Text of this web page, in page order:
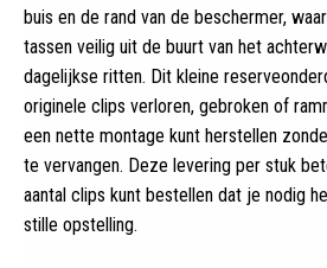
buis en de rand van de beschermer,
tassen veilig uit de buurt van het
dagelijkse ritten. Dit kleine
originele clips verloren, gebroken of
een nette montage kunt herstellen
te vervangen. Deze levering per stuk
aantal clips kunt bestellen dat je nodig
stille opstelling.